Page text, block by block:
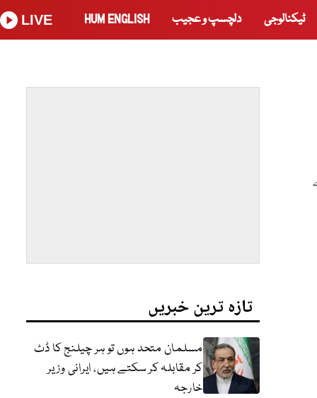
ٹیکنالوجی دلچسپ و عجیب HUM ENGLISH
LIVE
نے
تازہ ترین خبریں
مسلمان متحد ہوں تو ہر چیلنج کا ڈٹ
کر مقابلہ کر سکتے ہیں، ایرانی وزیر
خارجہ